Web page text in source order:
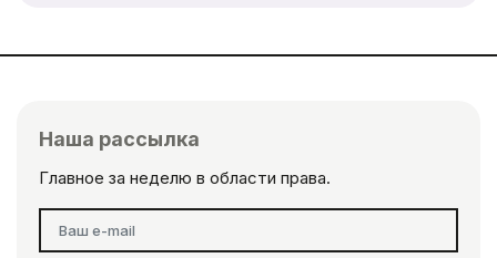
Наша рассылка
Главное за неделю в области права.